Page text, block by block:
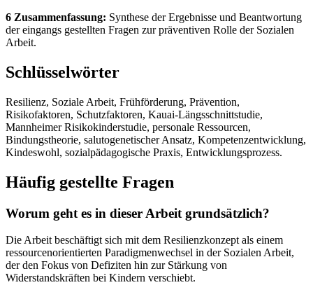
6 Zusammenfassung: Synthese der Ergebnisse und Beantwortung
der eingangs gestellten Fragen zur präventiven Rolle der Sozialen
Arbeit.
Schlüsselwörter
Resilienz, Soziale Arbeit, Frühförderung, Prävention,
Risikofaktoren, Schutzfaktoren, Kauai-Längsschnittstudie,
Mannheimer Risikokinderstudie, personale Ressourcen,
Bindungstheorie, salutogenetischer Ansatz, Kompetenzentwicklung,
Kindeswohl, sozialpädagogische Praxis, Entwicklungsprozess.
Häufig gestellte Fragen
Worum geht es in dieser Arbeit grundsätzlich?
Die Arbeit beschäftigt sich mit dem Resilienzkonzept als einem
ressourcenorientierten Paradigmenwechsel in der Sozialen Arbeit,
der den Fokus von Defiziten hin zur Stärkung von
Widerstandskräften bei Kindern verschiebt.